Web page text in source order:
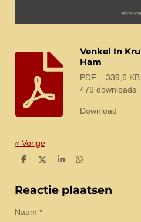
Venkel In
Ham
PDF – 339,6 KB
479 downloads
Download
« Vorige
D
e
n
D
l
S
r
e
D
e
n
Reactie plaatsen
Naam *